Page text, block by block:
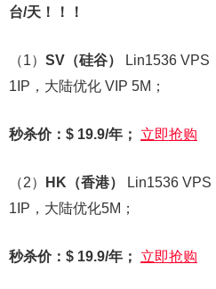
台/天！！！
（1） SV （硅谷）
Lin1536 VPS
1IP，大陆优化 VIP 5M；
秒杀价：$ 19.9/年； 立即抢购
（2） HK （香港）
Lin1536 VPS
1IP，大陆优化5M；
秒杀价：$ 19.9/年； 立即抢购